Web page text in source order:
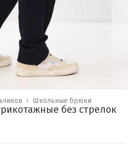
Школьные брюки
›
без стрелок